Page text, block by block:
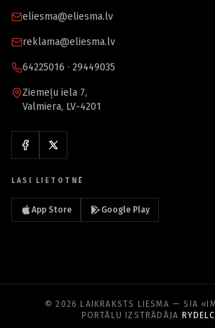
eliesma@eliesma.lv
reklama@eliesma.lv
64225016 · 29449035
Ziemeļu iela 7,
Valmiera, LV-4201
LASI LIETOTNĒ
App Store Google Play
© 2026 LAIKRAKSTS LIESMA — SIA
PORTĀLU IZSTRĀDĀJA